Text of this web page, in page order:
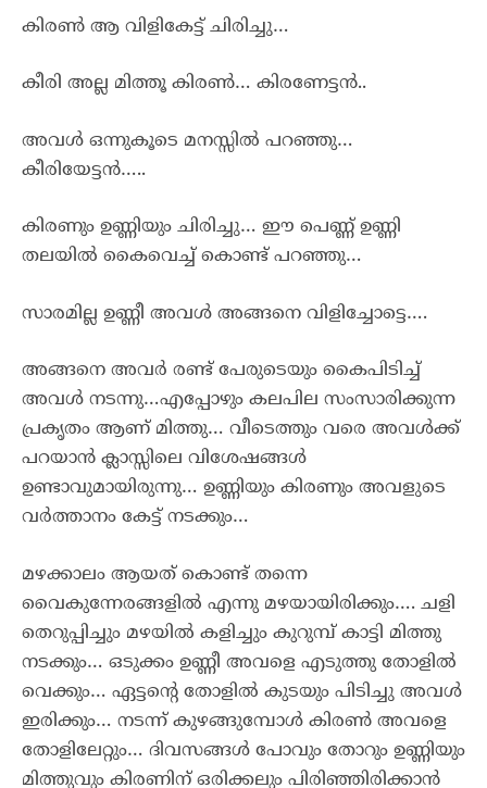
കിരൺ ആ വിളികേട്ട് ചിരിച്ചു…
കീരി അല്ല മിത്തൂ കിരൺ… കിരണേട്ടൻ..
അവൾ ഒന്നുകൂടെ മനസ്സിൽ പറഞ്ഞു…
കീരിയേട്ടൻ…..
കിരണും ഉണ്ണിയും ചിരിച്ചു… ഈ പെണ്ണ് ഉണ്ണി
തലയിൽ കൈവെച്ച് കൊണ്ട് പറഞ്ഞു…
സാരമില്ല ഉണ്ണീ അവൾ അങ്ങനെ വിളിച്ചോട്ടെ….
അങ്ങനെ അവർ രണ്ട് പേരുടെയും കൈപിടിച്ച്
അവൾ നടന്നു…എപ്പോഴും കലപില സംസാരിക്കുന്ന
പ്രകൃതം ആണ് മിത്തു… വീടെത്തും വരെ അവൾക്ക്
പറയാൻ ക്ലാസ്സിലെ വിശേഷങ്ങൾ
ഉണ്ടാവുമായിരുന്നു… ഉണ്ണിയും കിരണും അവളുടെ
വർത്താനം കേട്ട് നടക്കും…
മഴക്കാലം ആയത് കൊണ്ട് തന്നെ
വൈകുന്നേരങ്ങളിൽ എന്നു മഴയായിരിക്കും…. ചളി
തെറുപ്പിച്ചും മഴയിൽ കളിച്ചും കുറുമ്പ് കാട്ടി മിത്തു
നടക്കും… ഒടുക്കം ഉണ്ണീ അവളെ എടുത്തു തോളിൽ
വെക്കും… ഏട്ടന്റെ തോളിൽ കുടയും പിടിച്ചു അവൾ
ഇരിക്കും… നടന്ന് കുഴങ്ങുമ്പോൾ കിരൺ അവളെ
തോളിലേറ്റും… ദിവസങ്ങൾ പോവും തോറും ഉണ്ണിയും
മിത്തുവും കിരണിന് ഒരിക്കലും പിരിഞ്ഞിരിക്കാൻ